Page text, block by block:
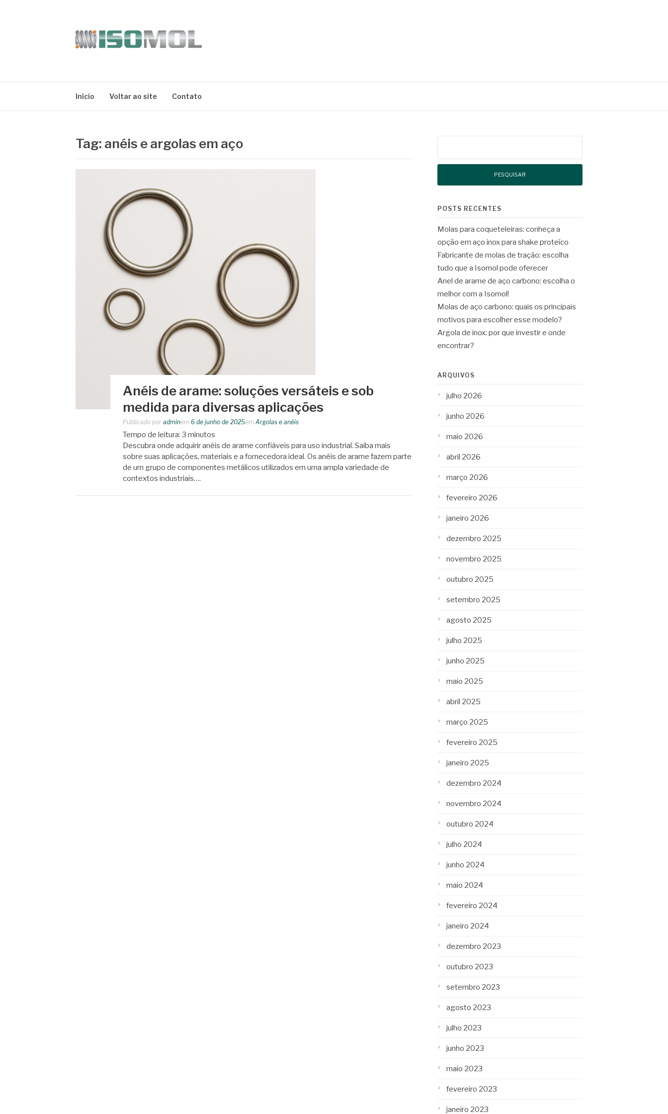
Início Voltar ao site Contato
Tag: anéis e argolas em aço
Anéis de arame: soluções versáteis e sob
medida para diversas aplicações
Publicado por adminem 6 de junho de 2025em Argolas e anéis
Tempo de leitura: 3 minutos
Descubra onde adquirir anéis de arame confiáveis para uso industrial. Saiba mais
sobre suas aplicações, materiais e a fornecedora ideal. Os anéis de arame fazem parte
de um grupo de componentes metálicos utilizados em uma ampla variedade de
contextos industriais….
POSTS RECENTES
Molas para coqueteleiras: conheça a
opção em aço inox para shake proteíco
Fabricante de molas de tração: escolha
tudo que a Isomol pode oferecer
Anel de arame de aço carbono: escolha o
melhor com a Isomol!
Molas de aço carbono: quais os principais
motivos para escolher esse modelo?
Argola de inox: por que investir e onde
encontrar?
ARQUIVOS
julho 2026
junho 2026
maio 2026
abril 2026
março 2026
fevereiro 2026
janeiro 2026
dezembro 2025
novembro 2025
outubro 2025
setembro 2025
agosto 2025
julho 2025
junho 2025
maio 2025
abril 2025
março 2025
fevereiro 2025
janeiro 2025
dezembro 2024
novembro 2024
outubro 2024
julho 2024
junho 2024
maio 2024
fevereiro 2024
janeiro 2024
dezembro 2023
outubro 2023
setembro 2023
agosto 2023
julho 2023
junho 2023
maio 2023
fevereiro 2023
janeiro 2023